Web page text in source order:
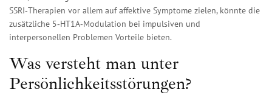
SSRI‑Therapien vor allem auf affektive Symptome zielen, könnte die
zusätzliche 5‑HT1A‑Modulation bei impulsiven und
interpersonellen Problemen Vorteile bieten.
Was versteht man unter
Persönlichkeitsstörungen?